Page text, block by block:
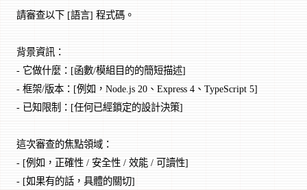
請審查以下 [語言] 程式碼。
背景資訊：
- 它做什麼：[函數/模組目的的簡短描述]
- 框架/版本：[例如，Node.js 20、Express 4、TypeScript 5]
- 已知限制：[任何已經鎖定的設計決策]
這次審查的焦點領域：
- [例如，正確性 / 安全性 / 效能 / 可讀性]
- [如果有的話，具體的關切]